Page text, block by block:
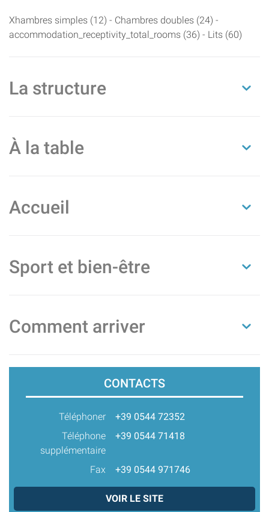
Xhambres simples (12) - Chambres doubles (24) -
accommodation_receptivity_total_rooms (36) - Lits (60)
La structure
À la table
Accueil
Sport et bien-être
Comment arriver
CONTACTS
Téléphoner
+39 0544 72352
Téléphone
supplémentaire
+39 0544 71418
Fax +39 0544 971746
VOIR LE SITE